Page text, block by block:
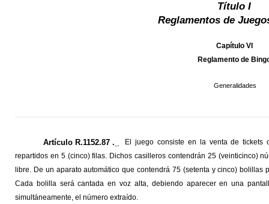
Título I
Reglamentos de
Capítulo VI
Reglamento de
Generalidades
Artículo R.1152.87 ._
El juego consiste en la venta de tickets
repartidos en 5 (cinco) filas. Dichos casilleros contendrán 25 (veinticinco)
libre. De un aparato automático que contendrá 75 (setenta y cinco) bolillas
Cada bolilla será cantada en voz alta, debiendo aparecer en una
simultáneamente, el número extraído.